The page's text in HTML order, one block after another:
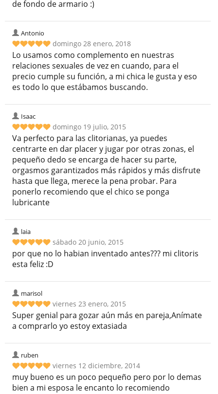
de fondo de armario :)
Antonio
domingo 28 enero, 2018
Lo usamos como complemento en nuestras
relaciones sexuales de vez en cuando, para el
precio cumple su función, a mi chica le gusta y eso
es todo lo que estábamos buscando.
Isaac
domingo 19 julio, 2015
Va perfecto para las clitorianas, ya puedes
centrarte en dar placer y jugar por otras zonas, el
pequeño dedo se encarga de hacer su parte,
orgasmos garantizados más rápidos y más disfrute
hasta que llega, merece la pena probar. Para
ponerlo recomiendo que el chico se ponga
lubricante
laia
sábado 20 junio, 2015
por que no lo habian inventado antes??? mi clitoris
esta feliz :D
marisol
viernes 23 enero, 2015
Super genial para gozar aún más en pareja,Anímate
a comprarlo yo estoy extasiada
ruben
viernes 12 diciembre, 2014
muy bueno es un poco pequeño pero por lo demas
bien a mi esposa le encanto lo recomiendo